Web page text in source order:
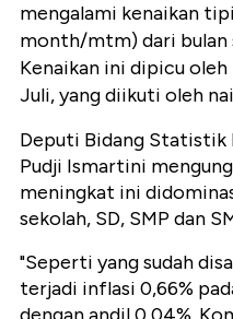
mengalami kenaikan
month/mtm) dari bulan
Kenaikan ini dipicu
Juli, yang diikuti oleh
Deputi Bidang Statistik
Pudji Ismartini
meningkat ini
sekolah, SD, SMP dan
"Seperti yang sudah
terjadi inflasi 0,66%